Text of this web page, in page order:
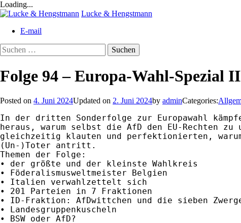
Loading...
Skip
content
Lucke & Hengstmann
E-mail
Suchen
nach:
Folge 94 – Europa-Wahl-Spezial
Posted on 4. Juni 2024Updated on 2. Juni 2024by adminCategories:
In der dritten Sonderfolge zur Europawahl
heraus, warum selbst die AfD den EU-Rechten
gleichzeitig klauten und perfektionierten,
(Un-)Toter antritt.
Themen der Folge:
• der größte und der kleinste Wahlkreis
• Föderalismusweltmeister Belgien
• Italien verwahlzettelt sich
• 201 Parteien in 7 Fraktionen
• ID-Fraktion: AfDwittchen und die sieben
• Landesgruppenkuscheln
• BSW oder AfD?